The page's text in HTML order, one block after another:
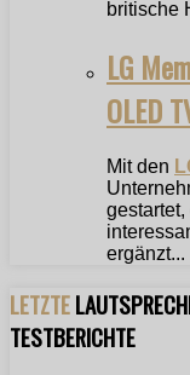
britische
LG
OLED
Mit den
ergänzt...
LETZTE
TESTBERICHTE